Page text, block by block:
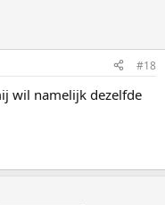
#18
wil namelijk dezelfde